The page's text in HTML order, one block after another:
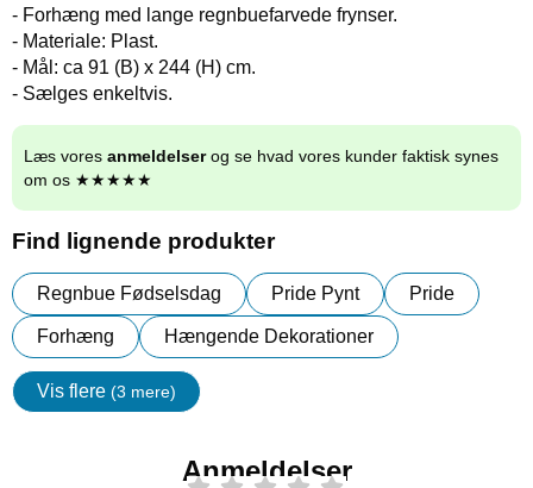
- Forhæng med lange regnbuefarvede frynser.
- Materiale: Plast.
- Mål: ca 91 (B) x 244 (H) cm.
- Sælges enkeltvis.
Læs vores anmeldelserog se hvad vores kunder faktisk synes
om os ★★★★★
Find lignende produkter
Regnbue Fødselsdag Pride Pynt Pride
Forhæng Hængende Dekorationer
Vis flere (3 mere)
Egenskaper
Anmeldelser